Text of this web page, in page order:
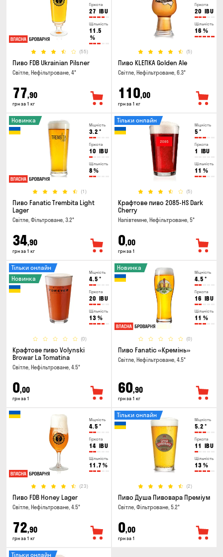
Гіркота
27 IBU
Щільність
11.5
%
(55)
Пиво FDB Ukrainian Pilsner
Світле, Нефільтроване, 4°
77,90
грн за 1 кг
Гіркота
20 IBU
Щільність
16 %
(5)
Пиво KLEПКА Golden Ale
Світле, Нефільтроване, 6.3°
110,00
грн за 1 кг
Міцність
3.2 °
Гіркота
10 IBU
Щільність
8 %
(1)
Новинка
Пиво Fanatic Trembita Light
Lager
Світле, Фільтроване, 3.2°
34,90
грн за 1 кг
Міцність
5 °
Гіркота
1 IBU
Щільність
11 %
(5)
Тільки онлайн
Крафтове пиво 2085-HS Dark
Cherry
Напівтемне, Нефільтроване, 5°
0,00
грн за 1
Міцність
4.5 °
Гіркота
20 IBU
Щільність
13 %
(0)
Тільки онлайн
Новинка
Крафтове пиво Volynski
Browar La Tomatina
Світле, Нефільтроване, 4.5°
0,00
грн за 1
Міцність
4.5 °
Гіркота
16 IBU
Щільність
11 %
(0)
Новинка
Пиво Fanatic «Кремінь»
Світле, Нефільтроване, 4.5°
60,90
грн за 1 кг
Міцність
4.5 °
Гіркота
14 IBU
Щільність
11.7 %
(23)
Пиво FDB Honey Lager
Світле, Нефільтроване, 4.5°
72,90
грн за 1 кг
Міцність
5.2 °
Гіркота
11 IBU
Щільність
13 %
(2)
Тільки онлайн
Пиво Душа Пивовара Преміум
Світле, Фільтроване, 5.2°
0,00
грн за 1
Тільки онлайн